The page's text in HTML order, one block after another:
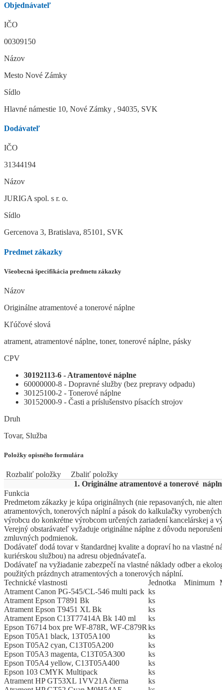
Objednávateľ
IČO
00309150
Názov
Mesto Nové Zámky
Sídlo
Hlavné námestie 10, Nové Zámky , 94035, SVK
Dodávateľ
IČO
31344194
Názov
JURIGA spol. s r. o.
Sídlo
Gercenova 3, Bratislava, 85101, SVK
Predmet zákazky
Všeobecná špecifikácia predmetu zákazky
Názov
Originálne atramentové a tonerové náplne
Kľúčové slová
atrament, atramentové náplne, toner, tonerové náplne, pásky
CPV
30192113-6 - Atramentové náplne
60000000-8 - Dopravné služby (bez prepravy odpadu)
30125100-2 - Tonerové náplne
30152000-9 - Časti a príslušenstvo písacích strojov
Druh
Tovar, Služba
Položky opisného formulára
Rozbaliť položky
Zbaliť položky
1. Originálne atramentové a tonerové
Funkcia
Predmetom zákazky je kúpa originálnych (nie repasovaných, nie
atramentových, tonerových náplní a pások do kalkulačky
výrobcu do konkrétne výrobcom určených zariadení kancelárskej a
Verejný obstarávateľ vyžaduje originálne náplne z dôvodu
zmluvných podmienok.
Dodávateľ dodá tovar v štandardnej kvalite a dopraví ho na vlastné
kuriérskou službou) na adresu objednávateľa.
Dodávateľ na vyžiadanie zabezpečí na vlastné náklady odber a
použitých prázdnych atramentových a tonerových náplní.
Technické vlastnosti
Jed­not­ka Mi­ni­mum
Atrament Canon PG-545/CL-546 multi pack ks
Atrament Epson T7891 Bk
ks
Atrament Epson T9451 XL Bk
ks
Atrament Epson C13T77414A Bk 140 ml
ks
Epson T6714 box pre WF-878R, WF-C879Rks
Epson T05A1 black, 13T05A100
ks
Epson T05A2 cyan, C13T05A200
ks
Epson T05A3 magenta, C13T05A300
ks
Epson T05A4 yellow, C13T05A400
ks
Epson 103 CMYK Multipack
ks
Atrament HP GT53XL 1VV21A čierna
ks